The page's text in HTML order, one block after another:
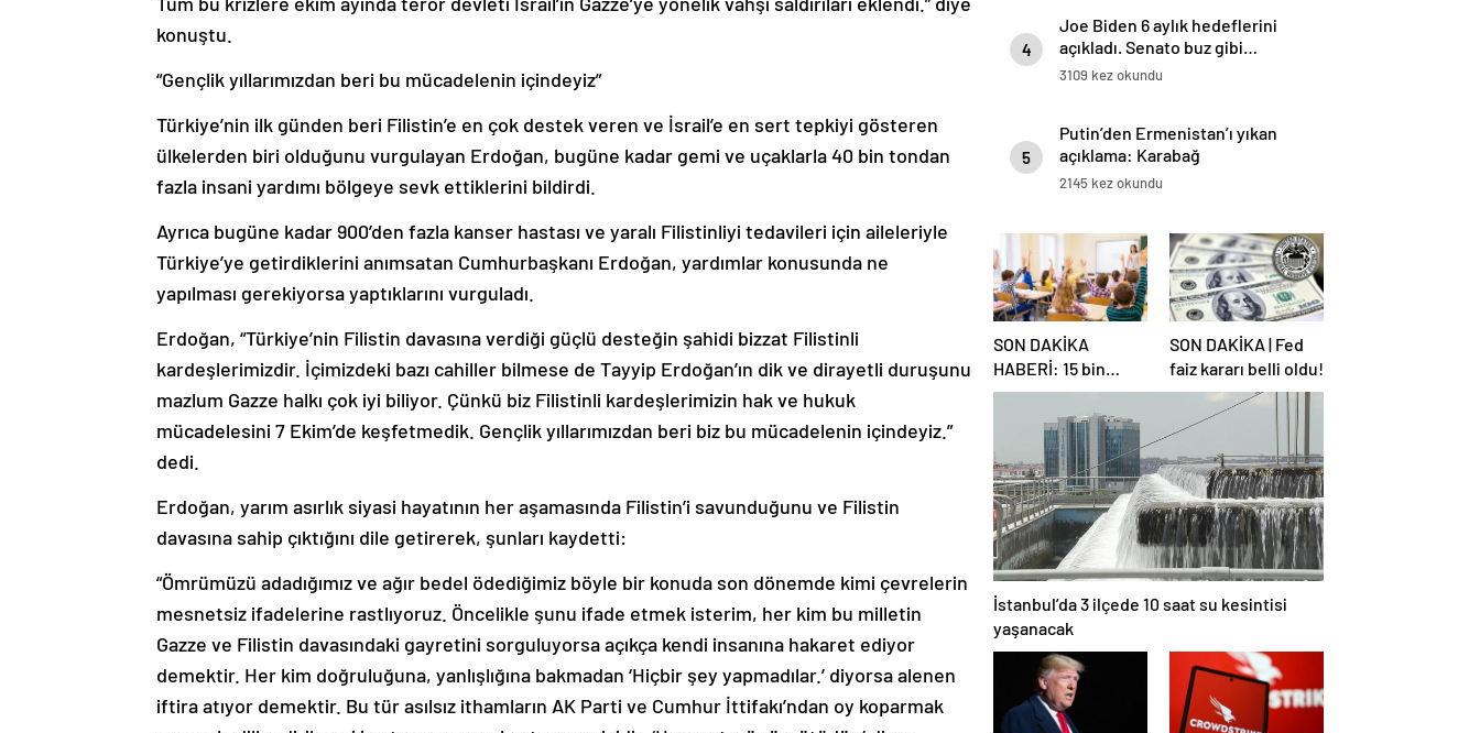
konuştu.
ülkelerden biri olduğunu vurgulayan Erdoğan, bugüne kadar gemi ve uçaklarla 40 bin tondan
fazla insani yardımı bölgeye sevk ettiklerini bildirdi.
Türkiye’ye getirdiklerini anımsatan Cumhurbaşkanı Erdoğan, yardımlar konusunda ne
yapılması gerekiyorsa yaptıklarını vurguladı.
kardeşlerimizdir. İçimizdeki bazı cahiller bilmese de Tayyip Erdoğan’ın dik ve dirayetli duruşunu
mazlum Gazze halkı çok iyi biliyor. Çünkü biz Filistinli kardeşlerimizin hak ve hukuk
mücadelesini 7 Ekim’de keşfetmedik. Gençlik yıllarımızdan beri biz bu mücadelenin içindeyiz.”
dedi.
davasına sahip çıktığını dile getirerek, şunları kaydetti:
mesnetsiz ifadelerine rastlıyoruz. Öncelikle şunu ifade etmek isterim, her kim bu milletin
Gazze ve Filistin davasındaki gayretini sorguluyorsa açıkça kendi insanına hakaret ediyor
demektir. Her kim doğruluğuna, yanlışlığına bakmadan ‘Hiçbir şey yapmadılar.’ diyorsa alenen
iftira atıyor demektir. Bu tür asılsız ithamların AK Parti ve Cumhur İttifakı’ndan oy koparmak
amacıyla dillendirilmesi ise tam manasıyla utanç vericidir. ‘Hamas terör örgütüdür.’ diyen
4
açıkladı. Senato buz gibi…
3109 kez okundu
5
açıklama: Karabağ
Azerbaycan’ın ayrılmaz bir
parçasıdır!
2145 kez okundu
SON DAKİKA
HABERİ: 15 bin
sözleşmeli
atamasında sözlü
sınava hak kazanan
adaylar açıklandı
SON DAKİKA | Fed
faiz kararı belli oldu!
İstanbul’da 3 ilçede 10 saat su kesintisi
yaşanacak